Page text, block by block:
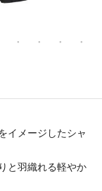
イメージしたシャ
と羽織れる軽やか